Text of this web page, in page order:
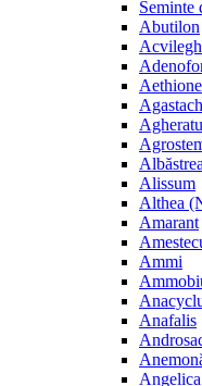
Seminte
Abutilon
Albăstrea
Alissum
Althea
Amarant
Ammi
Anafalis
Angelica